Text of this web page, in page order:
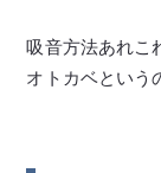
吸音方法あれこ
オトカベという